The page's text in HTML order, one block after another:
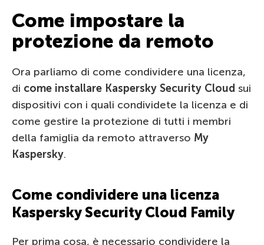
Come impostare la
protezione da remoto
Ora parliamo di come condividere una licenza,
di come installare Kaspersky Security Cloud sui
dispositivi con i quali condividete la licenza e di
come gestire la protezione di tutti i membri
della famiglia da remoto attraverso My
Kaspersky.
Come condividere una licenza
Kaspersky Security Cloud Family
Per prima cosa, è necessario condividere la